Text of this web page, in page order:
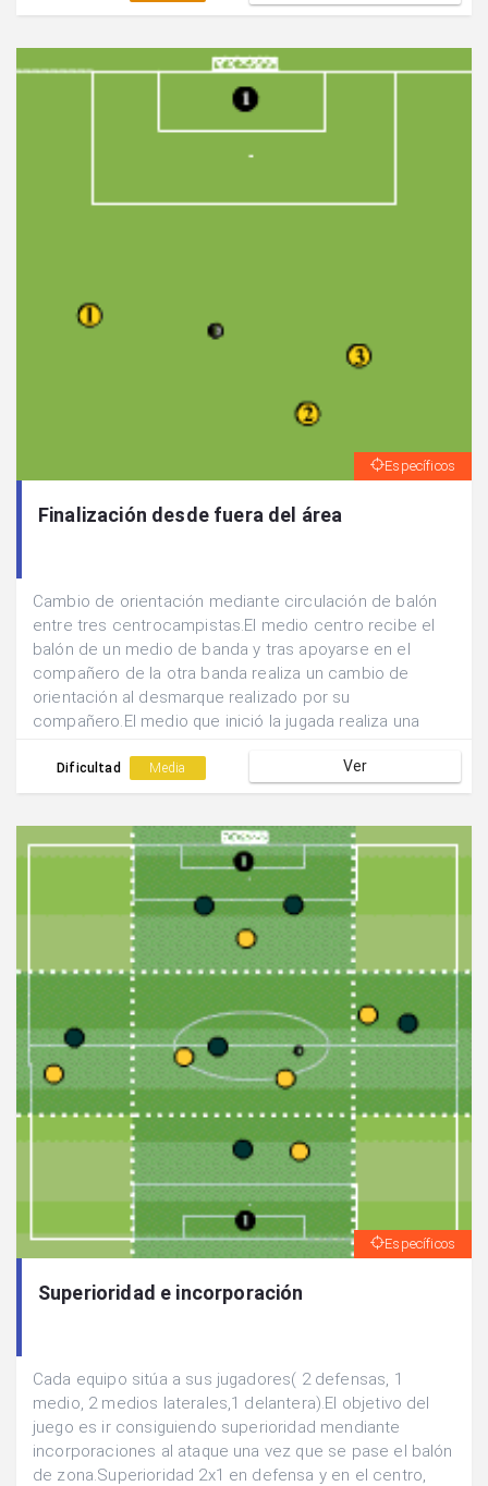
banda.
Específicos
Finalización desde fuera del área
Cambio de orientación mediante circulación de balón
entre tres centrocampistas.El medio centro recibe el
balón de un medio de banda y tras apoyarse en el
compañero de la otra banda realiza un cambio de
orientación al desmarque realizado por su
compañero.El medio que inició la jugada realiza una
con tiro lejano la acción.
Dificultad Media Ver
Específicos
Superioridad e incorporación
Cada equipo sitúa a sus jugadores( 2 defensas, 1
medio, 2 medios laterales,1 delantera).El objetivo del
juego es ir consiguiendo superioridad mendiante
incorporaciones al ataque una vez que se pase el balón
de zona.Superioridad 2x1 en defensa y en el centro,